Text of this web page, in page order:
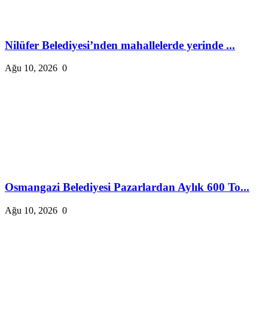
Nilüfer Belediyesi’nden mahallelerde yerinde ...
Ağu 10, 2026 0
Osmangazi Belediyesi Pazarlardan Aylık 600 To...
Ağu 10, 2026 0